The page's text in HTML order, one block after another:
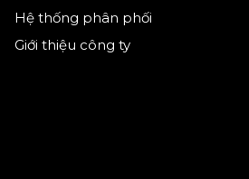
Hệ thống phân phối
Giới thiệu công ty